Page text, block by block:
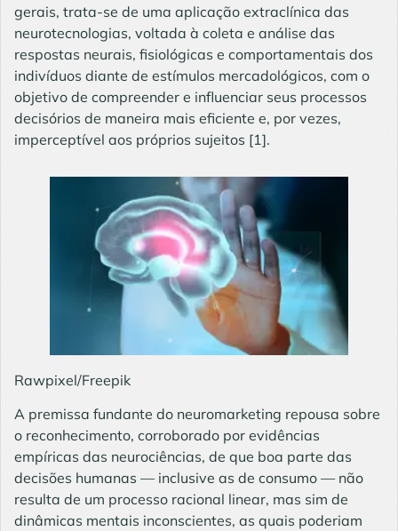
gerais, trata-se de uma aplicação extraclínica das
neurotecnologias, voltada à coleta e análise das
respostas neurais, fisiológicas e comportamentais dos
indivíduos diante de estímulos mercadológicos, com o
objetivo de compreender e influenciar seus processos
decisórios de maneira mais eficiente e, por vezes,
imperceptível aos próprios sujeitos [1].
Rawpixel/Freepik
A premissa fundante do neuromarketing repousa sobre
o reconhecimento, corroborado por evidências
empíricas das neurociências, de que boa parte das
decisões humanas — inclusive as de consumo — não
resulta de um processo racional linear, mas sim de
dinâmicas mentais inconscientes, as quais poderiam